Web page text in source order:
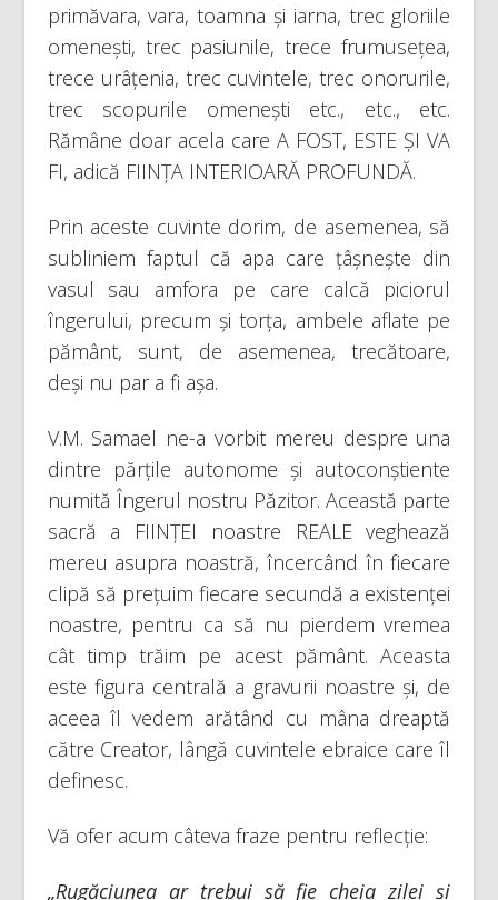
primăvara, vara, toamna și iarna, trec gloriile
omenești, trec pasiunile, trece frumusețea,
trece urâțenia, trec cuvintele, trec onorurile,
trec scopurile omenești etc., etc., etc.
Rămâne doar acela care A FOST, ESTE ȘI VA
FI, adică FIINȚA INTERIOARĂ PROFUNDĂ.
Prin aceste cuvinte dorim, de asemenea, să
subliniem faptul că apa care țâșnește din
vasul sau amfora pe care calcă piciorul
îngerului, precum și torța, ambele aflate pe
pământ, sunt, de asemenea, trecătoare,
deși nu par a fi așa.
V.M. Samael ne-a vorbit mereu despre una
dintre părțile autonome și autoconștiente
numită Îngerul nostru Păzitor. Această parte
sacră a FIINȚEI noastre REALE veghează
mereu asupra noastră, încercând în fiecare
clipă să prețuim fiecare secundă a existenței
noastre, pentru ca să nu pierdem vremea
cât timp trăim pe acest pământ. Aceasta
este figura centrală a gravurii noastre și, de
aceea îl vedem arătând cu mâna dreaptă
către Creator, lângă cuvintele ebraice care îl
definesc.
Vă ofer acum câteva fraze pentru reflecție:
„Rugăciunea ar trebui să fie cheia zilei și